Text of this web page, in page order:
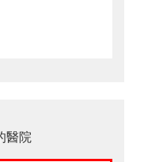
醫院